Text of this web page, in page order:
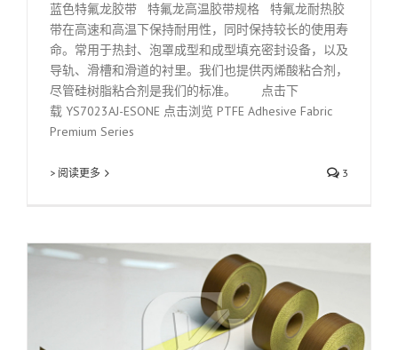
蓝色特氟龙胶带 特氟龙高温胶带规格 特氟龙耐热胶
带在高速和高温下保持耐用性，同时保持较长的使用寿
命。常用于热封、泡罩成型和成型填充密封设备，以及
导轨、滑槽和滑道的衬里。我们也提供丙烯酸粘合剂，
尽管硅树脂粘合剂是我们的标准。 点击下
载 YS7023AJ-ESONE 点击浏览 PTFE Adhesive Fabric
Premium Series
> 阅读更多 3